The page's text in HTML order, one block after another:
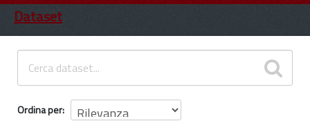
ENTI
INFORMAZIONI
Dataset
Ordina per